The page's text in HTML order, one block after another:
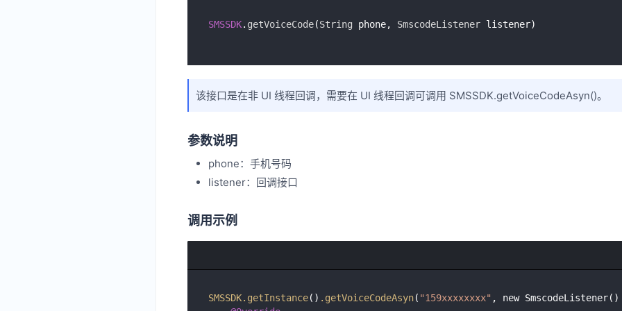
SMSSDK. getVoiceCode(String phone, SmscodeListener
该接口是在非 UI 线程回调，需要在 UI 线程回调可调用 SMSSDK.getVoiceCodeAsyn()。
参数说明
phone：手机号码
listener：回调接口
调用示例
SMSSDK.getInstance() .getVoiceCodeAsyn( "159xxxxxxxx" , new